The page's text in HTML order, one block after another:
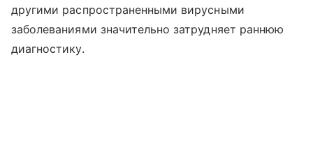
другими распространенными вирусными
заболеваниями значительно затрудняет раннюю
диагностику.